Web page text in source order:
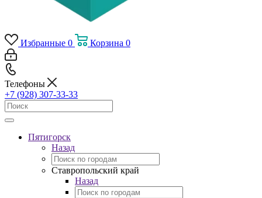
Избранные 0 Корзина 0
Телефоны
+7 (928) 307-33-33
Пятигорск
Назад
Ставропольский край
Назад